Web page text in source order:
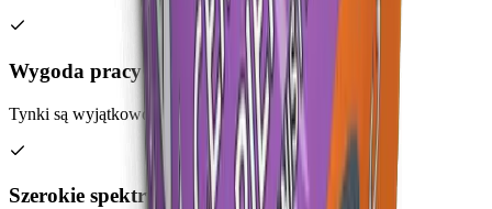
Wygoda pracy
Tynki są wyjątkowo plastyczne i łatwe w obróbce.
Szerokie spektrum użycia